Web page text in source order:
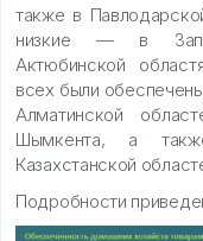
также в
низкие — в
Актюбинской
всех были
Алматинской
Шымкента, а
Казахстанской
Подробности